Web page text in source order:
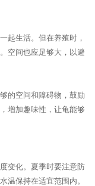
起生活。但在养殖时，
空间也应足够大，以避
的空间和障碍物，鼓励
增加趣味性，让龟能够
变化。夏季时要注意防
温保持在适宜范围内。